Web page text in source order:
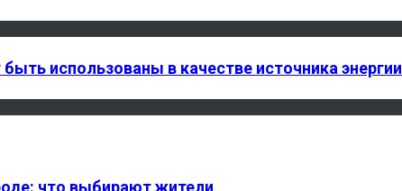
использованы в качестве источника энергии
что выбирают жители